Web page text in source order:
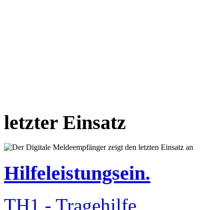
letzter Einsatz
Hilfeleistungsein.
TH1 - Tragehilfe